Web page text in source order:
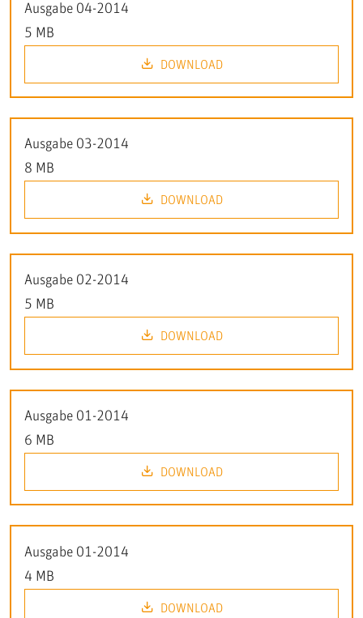
Ausgabe 04-2014
5 MB
DOWNLOAD
Ausgabe 03-2014
8 MB
DOWNLOAD
Ausgabe 02-2014
5 MB
DOWNLOAD
Ausgabe 01-2014
6 MB
DOWNLOAD
Ausgabe 01-2014
4 MB
DOWNLOAD